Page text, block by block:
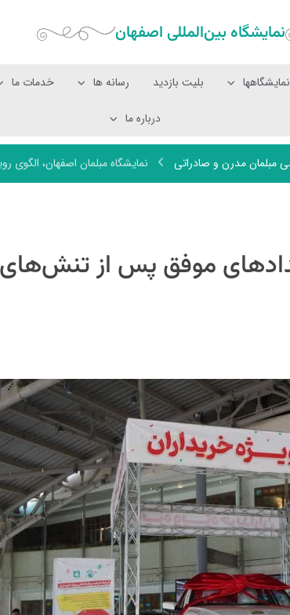
نمایشگاه بین‌المللی‌ اصفهان
بلیت بازدید رسانه ها خدمات ما
درباره ما
مبلمان مدرن و صادراتی نمایشگاه مبلمان اصفهان،
موفق پس از تنش‌های